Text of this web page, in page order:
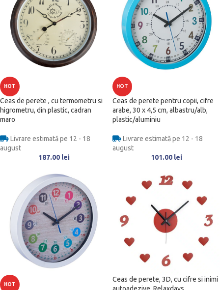
HOT
Ceas de perete , cu termometru si
higrometru, din plastic, cadran
maro
Livrare estimată pe 12 - 18
august
187.00 lei
HOT
Ceas de perete pentru copii, cifre
arabe, 30 x 4,5 cm, albastru/alb,
plastic/aluminiu
Livrare estimată pe 12 - 18
august
101.00 lei
HOT
Ceas de perete, 3D, cu cifre si inimi